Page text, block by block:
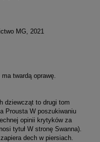
MG, 2021
twardą oprawę.
dziewcząt to drugi tom
Prousta W poszukiwaniu
opinii krytyków za
tytuł W stronę Swanna).
dech w piersiach.